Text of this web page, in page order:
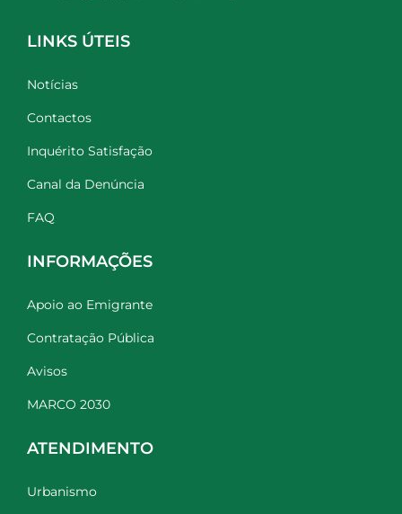
LINKS ÚTEIS
Notícias
Contactos
Inquérito Satisfação
Canal da Denúncia
FAQ
INFORMAÇÕES
Apoio ao Emigrante
Contratação Pública
Avisos
MARCO 2030
ATENDIMENTO
Urbanismo